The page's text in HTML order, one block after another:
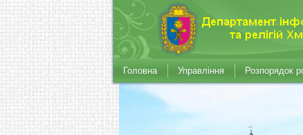
Головна Управління Розпорядок